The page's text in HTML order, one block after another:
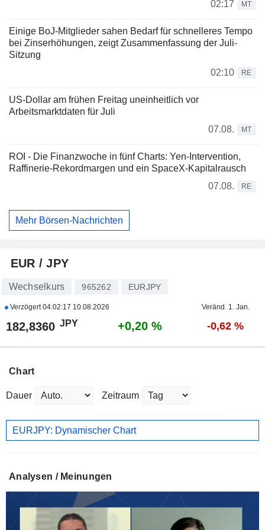
02:17 MT
Einige BoJ-Mitglieder sahen Bedarf für schnelleres Tempo
bei Zinserhöhungen, zeigt Zusammenfassung der Juli-
Sitzung
02:10
RE
US-Dollar am frühen Freitag uneinheitlich vor
Arbeitsmarktdaten für Juli
07.08.
MT
ROI - Die Finanzwoche in fünf Charts: Yen-Intervention,
Raffinerie-Rekordmargen und ein SpaceX-Kapitalrausch
07.08.
RE
Mehr Börsen-Nachrichten
EUR / JPY
Wechselkurs 965262 EURJPY
Verzögert04:02:17 10.08.2026 Veränd. 1. Jan.
182,8360 JPY +0,20 % -0,62 %
Chart
Dauer Zeitraum
EURJPY: Dynamischer Chart
Analysen / Meinungen